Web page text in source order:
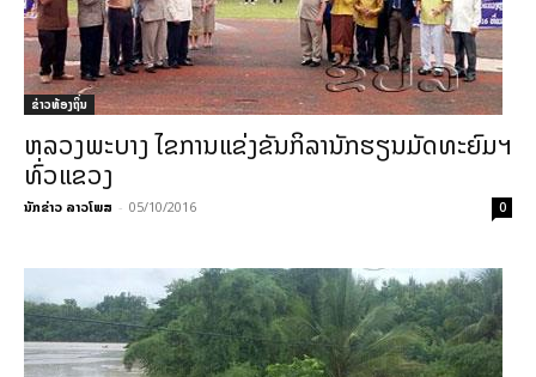
ຂ່າວທ້ອງຖິ່ນ
ຫລວງພະບາງ ໄຂການແຂ່ງຂັນກິລານັກຮຽນມັດທະຍົມຯ
ທົ່ວແຂວງ
ນັກຂ່າວ ລາວໂພສ - 05/10/2016 0